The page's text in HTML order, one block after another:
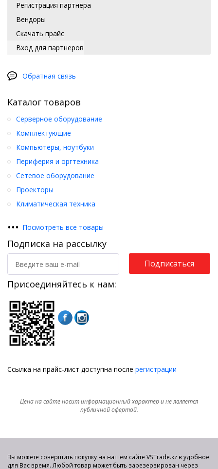
Регистрация партнера
Вендоры
Скачать прайс
Вход для партнеров
Обратная связь
Каталог товаров
Серверное оборудование
Комплектующие
Компьютеры, ноутбуки
Периферия и оргтехника
Сетевое оборудование
Проекторы
Климатическая техника
••• Посмотреть все товары
Подписка на рассылку
Подписаться
Присоединяйтесь к нам:
Ссылка на прайс-лист доступна после регистрации
Цена на сайте носит информационный характер и не является
публичной офертой.
Вы можете совершить покупку на нашем сайте VSTrade.kz в удобное
для Вас время. Любой товар может быть зарезервирован через